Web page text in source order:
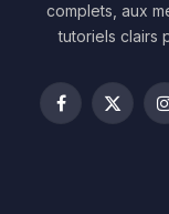
complets, aux
tutoriels clairs
Facebook
X